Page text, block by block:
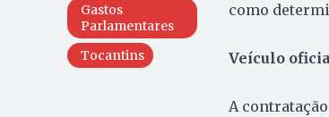
Gastos
Parlamentares
Tocantins
como
Veículo
A